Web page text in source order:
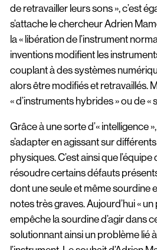
de retravailler leurs sons », c’est
s’attache le chercheur Adrien
la « libération de l’instrument
inventions modifient les
couplant à des systèmes
alors être modifiés et retravaillés.
« d’instruments hybrides » ou de
Grâce à une sorte d’« intelligence
s’adapter en agissant sur
physiques. C’est ainsi que l’équipe
résoudre certains défauts
dont une seule et même sourdine
notes très graves. Aujourd’hui «
empêche la sourdine d’agir dans
solutionnant ainsi un problème lié